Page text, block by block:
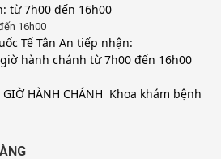
từ 7h00 đến 16h00
16h00
Tế Tân An tiếp nhận:
hành chánh từ 7h00 đến 16h00
HÀNH CHÁNH Khoa khám bệnh